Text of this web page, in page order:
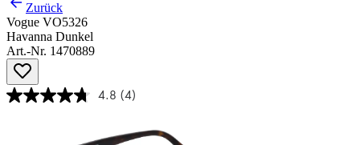
Zurück
Vogue VO5326
Havanna Dunkel
Art.-Nr. 1470889
4.8 (4)